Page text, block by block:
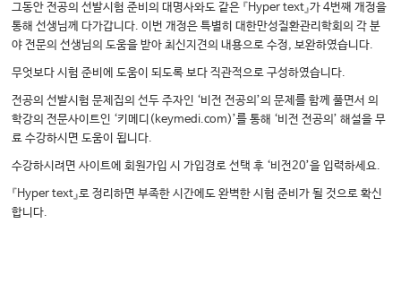
그동안 전공의 선발시험 준비의 대명사와도 같은 『Hyper text』가 4번째 개정을
통해 선생님께 다가갑니다. 이번 개정은 특별히 대한만성질환관리학회의 각 분
야 전문의 선생님의 도움을 받아 최신지견의 내용으로 수정, 보완하였습니다.
무엇보다 시험 준비에 도움이 되도록 보다 직관적으로 구성하였습니다.
전공의 선발시험 문제집의 선두 주자인 ‘비전 전공의’의 문제를 함께 풀면서 의
학강의 전문사이트인 ‘키메디(keymedi.com)’를 통해 ‘비전 전공의’ 해설을 무
료 수강하시면 도움이 됩니다.
수강하시려면 사이트에 회원가입 시 가입경로 선택 후 ‘비전20’을 입력하세요.
『Hyper text』로 정리하면 부족한 시간에도 완벽한 시험 준비가 될 것으로 확신
합니다.​